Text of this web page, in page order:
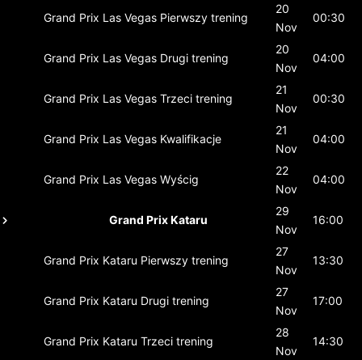
Grand Prix Las Vegas Pierwszy trening
20
Nov
00:30
Grand Prix Las Vegas Drugi trening
20
Nov
04:00
Grand Prix Las Vegas Trzeci trening
21
Nov
00:30
Grand Prix Las Vegas Kwalifikacje
21
Nov
04:00
Grand Prix Las Vegas Wyścig
22
Nov
04:00
Grand Prix Kataru
29
Nov
16:00
Grand Prix Kataru Pierwszy trening
27
Nov
13:30
Grand Prix Kataru Drugi trening
27
Nov
17:00
Grand Prix Kataru Trzeci trening
28
Nov
14:30